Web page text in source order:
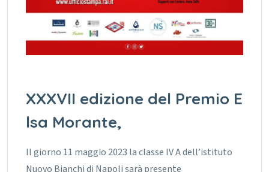
XXXVII edizione del Premio E
lsa Morante,
Il giorno 11 maggio 2023 la classe IV A dell’istituto
Nuovo Bianchi di Napoli sarà presente